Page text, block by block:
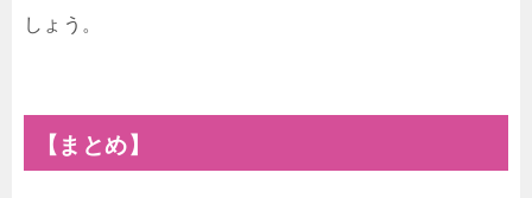
しょう。
【まとめ】